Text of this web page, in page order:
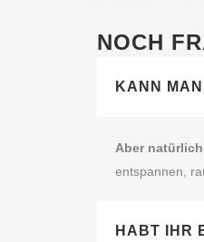
NOCH
KANN
Aber
entspannen,
HABT IHR